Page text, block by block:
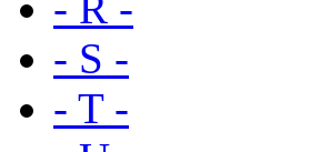
- S -
- T -